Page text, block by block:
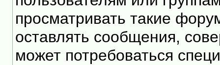
просматривать такие
оставлять сообщения,
может потребоваться